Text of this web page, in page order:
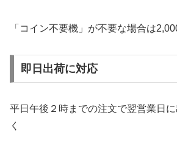
「コイン不要機」が不要な場合は
即日出荷に対応
平日午後２時までの注文で翌営業日
く